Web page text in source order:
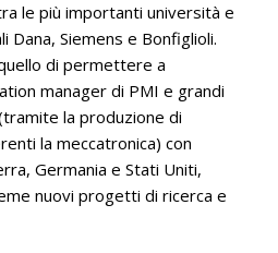
le più importanti università e
Siemens e Bonfiglioli.
di permettere a
manager di PMI e grandi
la produzione di
la meccatronica) con
Germania e Stati Uniti,
nuovi progetti di ricerca e